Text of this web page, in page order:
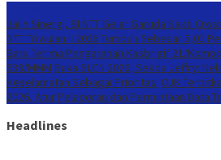
Jalin Sinergi, BI NTT Gelar Garuda Sakti
NTT Triwulan II 2026 Tumbuh Sebesar 5,01
Baru Terima Pengarahan Kasbrigif 21/
939/MMM Buka SLCN 2026, Sekda Jeffry:
Keselamatan Sebagai Prioritas OJK
2026, Atur Pelaporan dan Permintaan Data
Headlines